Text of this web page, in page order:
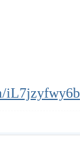
iL7jzyfwy6b